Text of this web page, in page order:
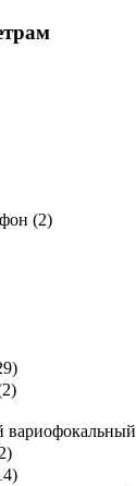
(2)
вариофокальный